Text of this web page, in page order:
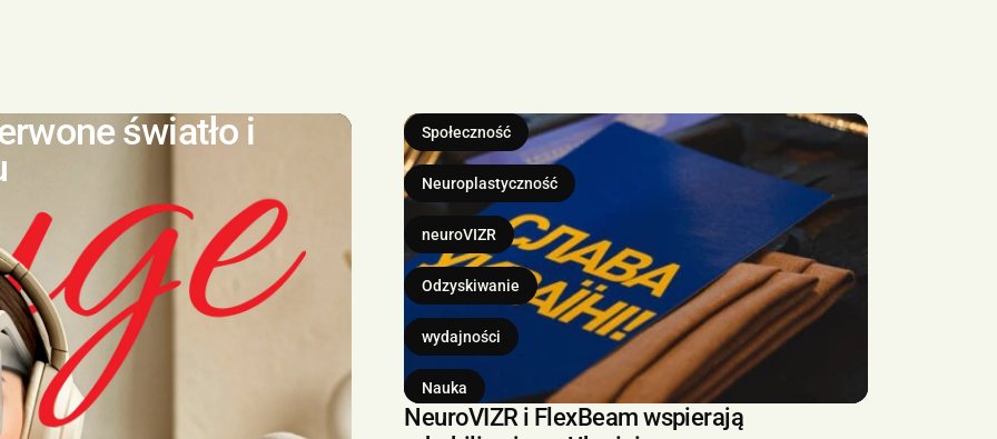
światło i
Społeczność
Neuroplastyczność
neuroVIZR
Odzyskiwanie
wydajności
Nauka
NeuroVIZR i FlexBeam wspierają